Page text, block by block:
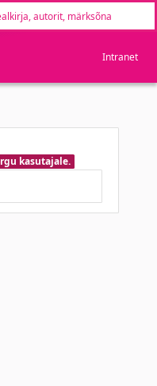
Intranet
kasutajale.